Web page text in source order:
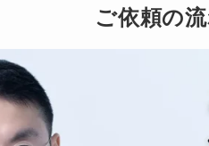
ご依頼の